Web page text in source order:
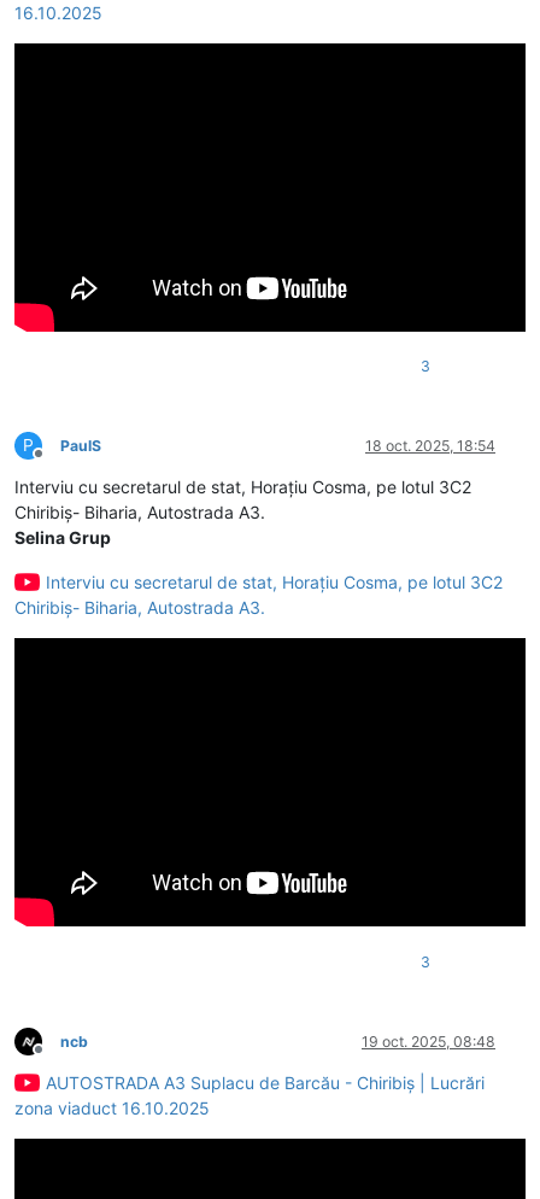
16.10.2025
3
P
Deconectat
PaulS 18 oct. 2025, 18:54
Interviu cu secretarul de stat, Horațiu Cosma, pe lotul 3C2
Chiribiș- Biharia, Autostrada A3.
Selina Grup
Interviu cu secretarul de stat, Horațiu Cosma, pe lotul 3C2
Chiribiș- Biharia, Autostrada A3.
3
Deconectat
ncb 19 oct. 2025, 08:48
AUTOSTRADA A3 Suplacu de Barcău - Chiribiș | Lucrări
zona viaduct 16.10.2025